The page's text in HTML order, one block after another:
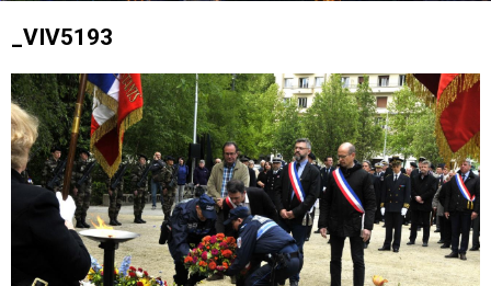
_VIV5193